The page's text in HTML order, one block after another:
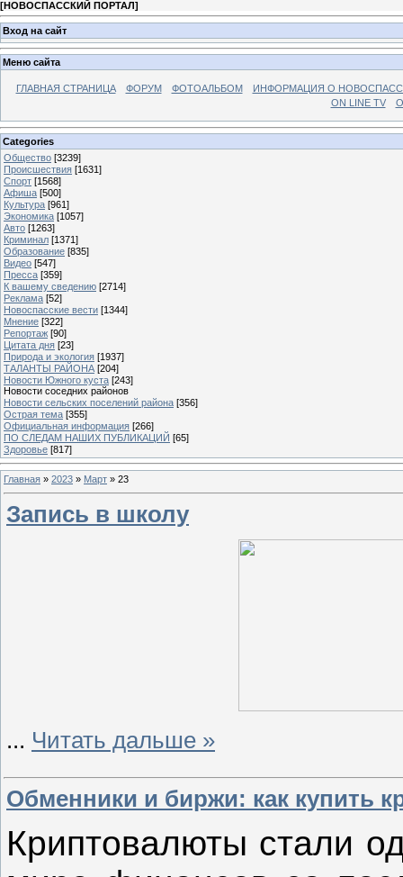
[НОВОСПАССКИЙ ПОРТАЛ]
Вход на сайт
Меню сайта
ГЛАВНАЯ СТРАНИЦА ФОРУМ ФОТОАЛЬБОМ
ИНФОРМАЦИЯ О
ON LINE TV
Categories
Общество [3239]
Происшествия [1631]
Спорт [1568]
Афиша [500]
Культура [961]
Экономика [1057]
Авто [1263]
Криминал [1371]
Образование [835]
Видео [547]
Пресса [359]
К вашему сведению [2714]
Реклама [52]
Новоспасские вести [1344]
Мнение [322]
Репортаж [90]
Цитата дня [23]
Природа и экология [1937]
ТАЛАНТЫ РАЙОНА [204]
Новости Южного куста [243]
Новости соседних районов
Новости сельских поселений района [356]
Острая тема [355]
Официальная информация [266]
ПО СЛЕДАМ НАШИХ ПУБЛИКАЦИЙ [65]
Здоровье [817]
Главная » 2023 » Март » 23
Запись в школу
... Читать дальше »
Обменники и биржи: как купить
Криптовалюты стали